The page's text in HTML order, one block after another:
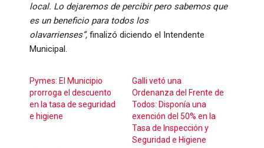
local. Lo dejaremos de percibir pero sabemos que
es un beneficio para todos los
olavarrienses”, finalizó diciendo el Intendente
Municipal.
Pymes: El Municipio
prorroga el descuento
en la tasa de seguridad
e higiene
Galli vetó una
Ordenanza del Frente de
Todos: Disponía una
exención del 50% en la
Tasa de Inspección y
Seguridad e Higiene